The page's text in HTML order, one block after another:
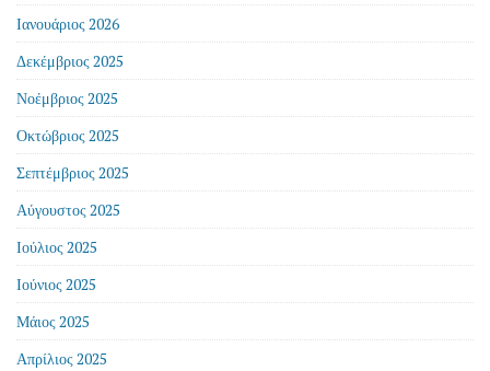
Ιανουάριος 2026
Δεκέμβριος 2025
Νοέμβριος 2025
Οκτώβριος 2025
Σεπτέμβριος 2025
Αύγουστος 2025
Ιούλιος 2025
Ιούνιος 2025
Μάιος 2025
Απρίλιος 2025